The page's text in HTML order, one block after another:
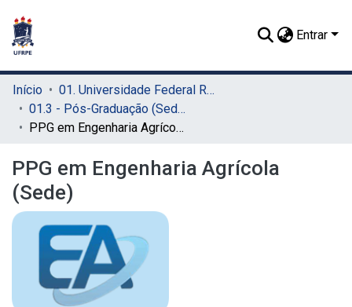
Entrar
Início
01. Universidade Federal Rural de Pernambuco - UFRPE (Sede)
01.3 - Pós-Graduação (Sede)
PPG em Engenharia Agrícola (Sede)
PPG em Engenharia Agrícola
(Sede)